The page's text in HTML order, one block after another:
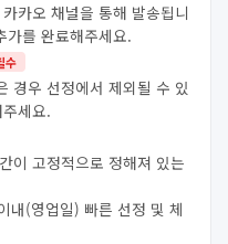
카오 채널을 통해 발송됩니
가를 완료해주세요.
수
경우 선정에서 제외될 수 있
세요.
이 고정적으로 정해져 있는
내(영업일) 빠른 선정 및 체